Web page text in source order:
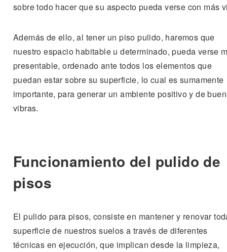
sobre todo hacer que su aspecto pueda verse con más
Además de ello, al tener un piso pulido, haremos que
nuestro espacio habitable u determinado, pueda verse
presentable, ordenado ante todos los elementos que
puedan estar sobre su superficie, lo cual es sumamente
importante, para generar un ambiente positivo y de
vibras.
Funcionamiento del pulido de
pisos
El pulido para pisos, consiste en mantener y renovar
superficie de nuestros suelos a través de diferentes
técnicas en ejecución, que implican desde la limpieza,